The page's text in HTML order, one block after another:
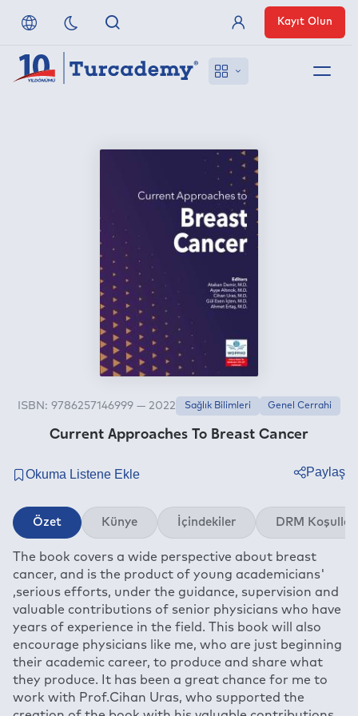
Referanslarımız
Nasıl Erişirim
Anlaşmalı Yayınevleri
Üye Girişi
Kayıt Olun
Current Approaches To Breast Cancer
ISBN: 9786257146999 — 2022 Sağlık Bilimleri Genel Cerrahi
Paylaş
Twitter
Linkedin
Whatsapp
Telegram
E-mail
Özet Künye İçindekiler DRM Koşulları
The book covers a wide perspective about breast
cancer, and is the product of young academicians'
,serious efforts, under the guidance, supervision and
valuable contributions of senior physicians who have
years of experience in the field. This book will also
encourage physicians like me, who are just beginning
their academic career, to produce and share what
they produce. It has been a great chance for me to
work with Prof.Cihan Uras, who supported the